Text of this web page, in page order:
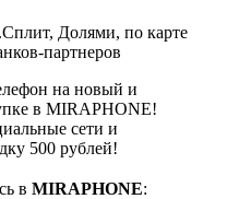
Долями, по карте
партнеров
на новый и
в MIRAPHONE!
сети и
500 рублей!
в MIRAPHONE: